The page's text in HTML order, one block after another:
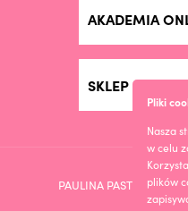
AKADEMIA
SKLEP ONLINE
PAULINA PASTUSZAK ©
Pliki
Nasza
w celu
plików